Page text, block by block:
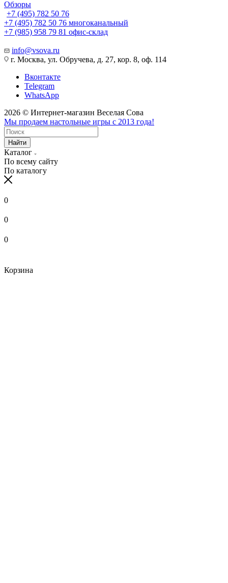
Обзоры
+7 (495) 782 50 76
+7 (495) 782 50 76 многоканальный
+7 (985) 958 79 81 офис-склад
info@vsova.ru
г. Москва, ул. Обручева, д. 27, кор. 8, оф. 114
Вконтакте
Telegram
WhatsApp
2026 © Интернет-магазин Веселая Сова
Мы продаем настольные игры с 2013 года!
Найти
Каталог
По всему сайту
По каталогу
0
0
0
Корзина